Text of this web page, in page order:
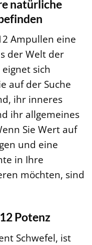
natürliche
Ampullen eine
der Welt der
eignet sich
auf der Suche
ihr inneres
ihr allgemeines
Sie Wert auf
und eine
in Ihre
möchten, sind
Potenz
Schwefel, ist